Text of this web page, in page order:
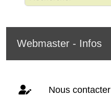
Webmaster - Infos
Nous contacter